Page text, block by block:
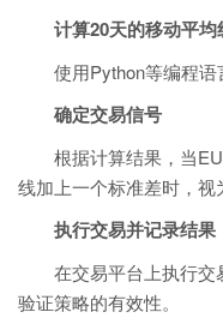
分析基础为何不
可或缺
计算20天的移动平
使用Python等编程语
确定交易信号
根据计算结果，当
线加上一个标准差时，视
执行交易并记录结果
在交易平台上执行
验证策略的有效性。